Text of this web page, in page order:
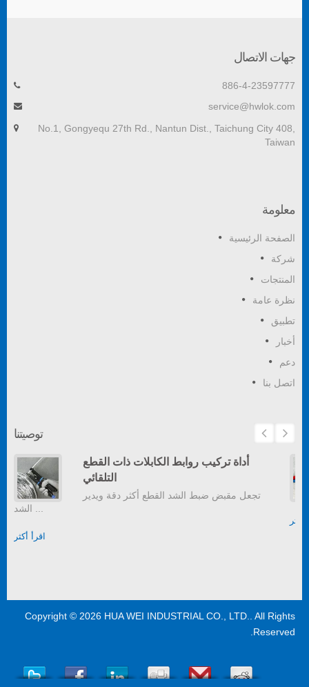
جهات الاتصال
886-4-23597777
service@hwlok.com
No.1, Gongyequ 27th Rd., Nantun Dist., Taichung City 408,
Taiwan
معلومة
الصفحة الرئيسية
شركة
المنتجات
نظرة عامة
تطبيق
أخبار
دعم
اتصل بنا
توصيتنا
أداة تركيب روابط الكابلات ذات القطع
التلقائي
تجعل مقبض ضبط الشد القطع أكثر دقة ويدير
الشد ...
اقرأ أكثر
Copyright © 2026HUA WEI INDUSTRIAL CO., LTD. . All Rights
Reserved.